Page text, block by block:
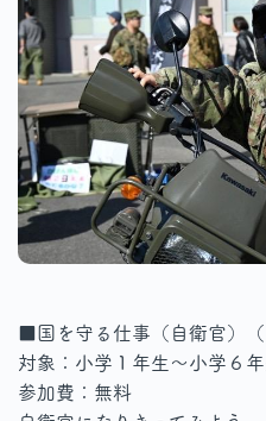
■国を守る仕事（自衛官）（
対象：小学１年生～小学６
参加費：無料